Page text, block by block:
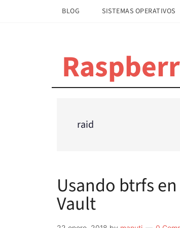
BLOG SISTEMAS OPERATIVOS
raid
Usando btrfs
Vault